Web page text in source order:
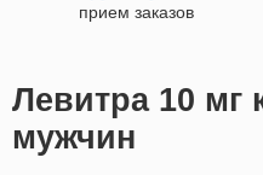
прием заказов
Левитра 10 мг
мужчин